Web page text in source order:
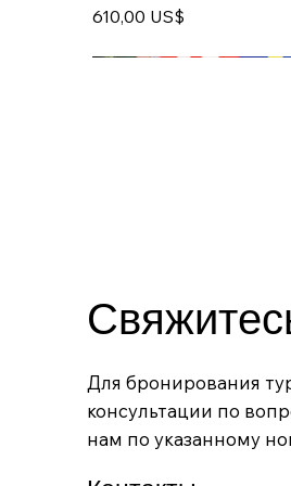
Цена
610,00 US$
Восточной Европы
Италия – Словения –
Венгрия
Цена
659,00 US$
Цена
694,00 US$
Для бронирования
консультации по
нам по указанному